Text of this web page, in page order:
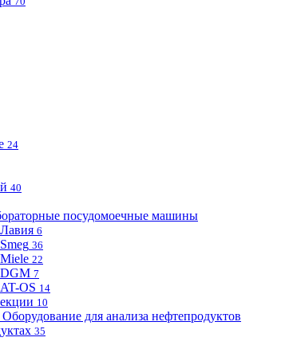
24
40
посудомоечные машины
6
36
22
7
OS 14
10
Оборудование для анализа нефтепродуктов
35